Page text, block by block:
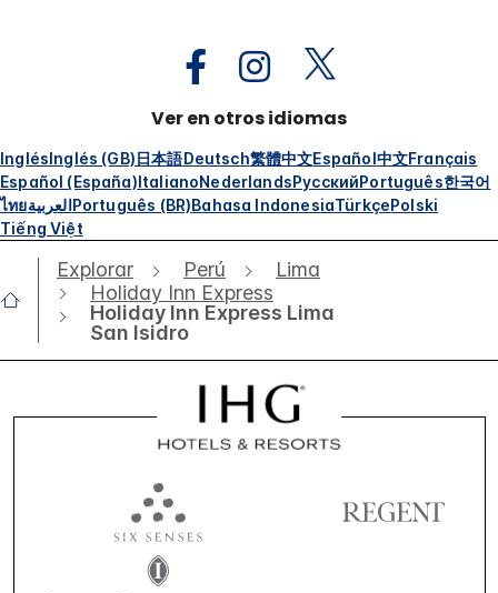
Ver en otros idiomas
InglésInglés (GB)日本語Deutsch繁體中文Español中文Français
Español (España)ItalianoNederlandsРусскийPortuguês한국어
ไทยالعربيةPortuguês (BR)Bahasa IndonesiaTürkçePolski
Tiếng Việt
Explorar Perú
Lima
Holiday Inn Express
Holiday Inn Express Lima
San Isidro